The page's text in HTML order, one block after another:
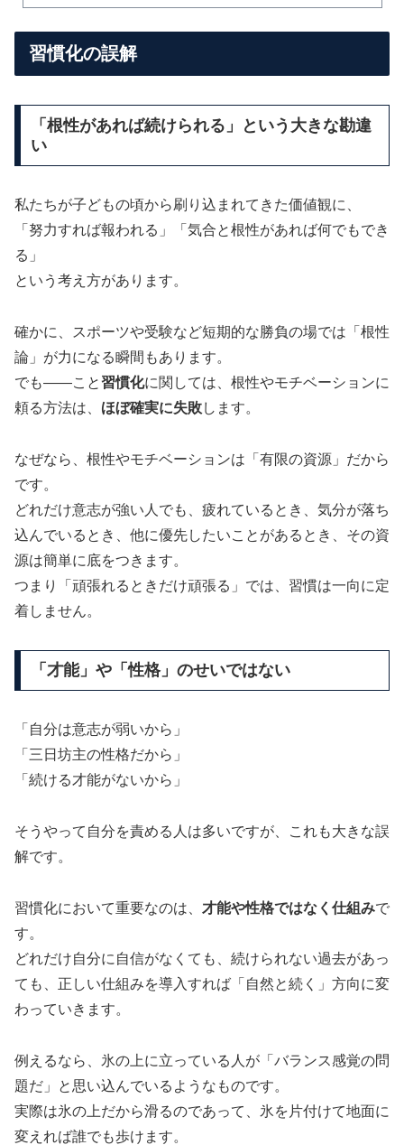
習慣化の誤解
「根性があれば続けられる」という大きな勘違
い
私たちが子どもの頃から刷り込まれてきた価値観に、
「努力すれば報われる」「気合と根性があれば何でもでき
る」
という考え方があります。
確かに、スポーツや受験など短期的な勝負の場では「根性
論」が力になる瞬間もあります。
でも——こと習慣化に関しては、根性やモチベーションに
頼る方法は、 ほぼ確実に失敗します。
なぜなら、根性やモチベーションは「有限の資源」だから
です。
どれだけ意志が強い人でも、疲れているとき、気分が落ち
込んでいるとき、他に優先したいことがあるとき、その資
源は簡単に底をつきます。
つまり「頑張れるときだけ頑張る」では、習慣は一向に定
着しません。
「才能」や「性格」のせいではない
「自分は意志が弱いから」
「三日坊主の性格だから」
「続ける才能がないから」
そうやって自分を責める人は多いですが、これも大きな誤
解です。
習慣化において重要なのは、 才能や性格ではなく仕組みで
す。
どれだけ自分に自信がなくても、続けられない過去があっ
ても、正しい仕組みを導入すれば「自然と続く」方向に変
わっていきます。
例えるなら、氷の上に立っている人が「バランス感覚の問
題だ」と思い込んでいるようなものです。
実際は氷の上だから滑るのであって、氷を片付けて地面に
変えれば誰でも歩けます。